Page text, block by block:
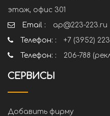
этаж, офис 301
Email :
ap@223-223.ru
Телефон: :
+7 (3952)
Телефон: :
206-788
СЕРВИСЫ
Добавить фирму